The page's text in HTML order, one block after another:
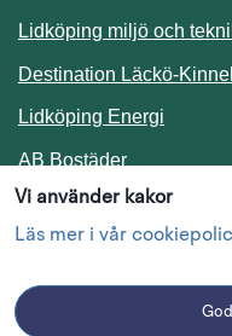
Vi använder kakor
Läs mer i vår
Lidköping miljö och
Destination Läckö-
Lidköping Energi
AB BostäderLänk till
Följ oss i sociala medier